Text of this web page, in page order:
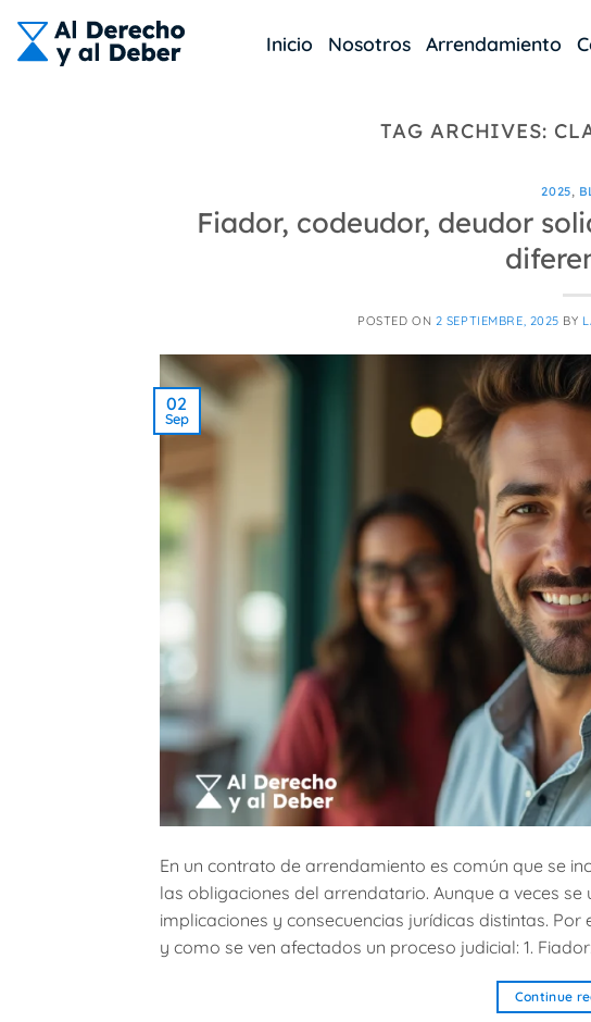
content
Inicio Nosotros Arrendamiento
TAG ARCHIVES:
2025,
Fiador, codeudor, deudor
POSTED ON 2 SEPTIEMBRE, 2025 BY
02
Sep
En un contrato de arrendamiento es común que se
las obligaciones del arrendatario. Aunque a veces
implicaciones y consecuencias jurídicas distintas.
y como se ven afectados un proceso judicial: 1.
Continue